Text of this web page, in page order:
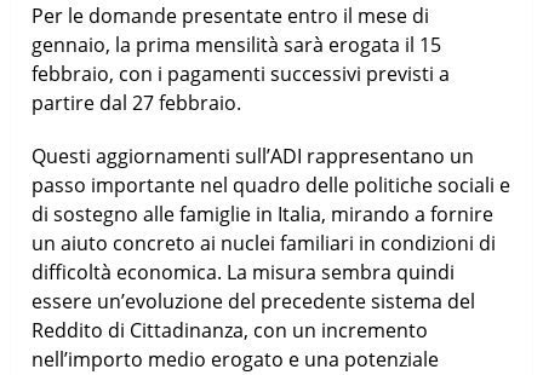
Per le domande presentate entro il mese di
gennaio, la prima mensilità sarà erogata il 15
febbraio, con i pagamenti successivi previsti a
partire dal 27 febbraio.
Questi aggiornamenti sull’ADI rappresentano un
passo importante nel quadro delle politiche sociali e
di sostegno alle famiglie in Italia, mirando a fornire
un aiuto concreto ai nuclei familiari in condizioni di
difficoltà economica. La misura sembra quindi
essere un’evoluzione del precedente sistema del
Reddito di Cittadinanza, con un incremento
nell’importo medio erogato e una potenziale